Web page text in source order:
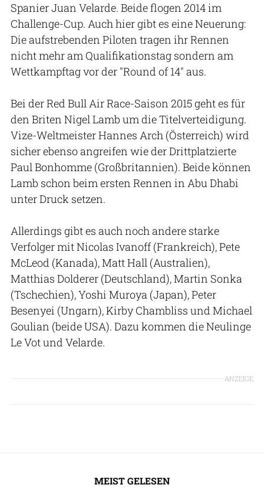
Spanier Juan Velarde. Beide flogen 2014 im
Challenge-Cup. Auch hier gibt es eine Neuerung:
Die aufstrebenden Piloten tragen ihr Rennen
nicht mehr am Qualifikationstag sondern am
Wettkampftag vor der "Round of 14" aus.
Bei der Red Bull Air Race-Saison 2015 geht es für
den Briten Nigel Lamb um die Titelverteidigung.
Vize-Weltmeister Hannes Arch (Österreich) wird
sicher ebenso angreifen wie der Drittplatzierte
Paul Bonhomme (Großbritannien). Beide können
Lamb schon beim ersten Rennen in Abu Dhabi
unter Druck setzen.
Allerdings gibt es auch noch andere starke
Verfolger mit Nicolas Ivanoff (Frankreich), Pete
McLeod (Kanada), Matt Hall (Australien),
Matthias Dolderer (Deutschland), Martin Sonka
(Tschechien), Yoshi Muroya (Japan), Peter
Besenyei (Ungarn), Kirby Chambliss und Michael
Goulian (beide USA). Dazu kommen die Neulinge
Le Vot und Velarde.
ANZEIGE
MEIST GELESEN